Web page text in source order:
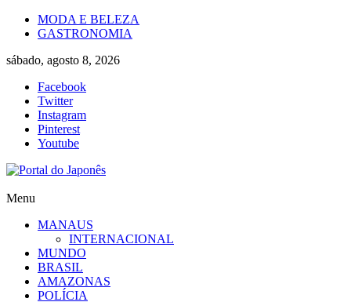
Skip
MODA E BELEZA
GASTRONOMIA
sábado, agosto 8, 2026
Facebook
Twitter
Instagram
Pinterest
Youtube
Portal
Japonês
Japão
mais
Menu
MANAUS
INTERNACIONAL
MUNDO
BRASIL
AMAZONAS
POLÍCIA